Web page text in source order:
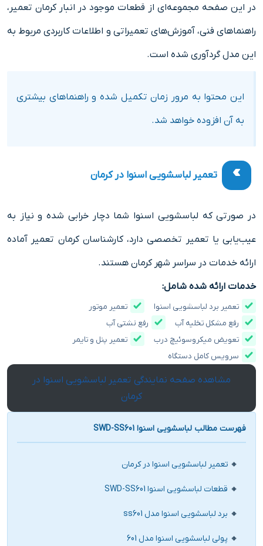
در این صفحه مجموعه‌ای از قطعات موجود در انبار کرمان تعمیر،
راهنماهای فنی، آموزش‌های تعمیراتی و اطلاعات کاربردی مربوط به
این مدل گردآوری شده است.
این محتوا به مرور زمان تکمیل شده و راهنماهای بیشتری
به آن افزوده خواهد شد.
تعمیر لباسشویی اسنوا در کرمان
در صورتی که لباسشویی اسنوا شما دچار خرابی شده و نیاز به
عیب‌یابی یا تعمیر تخصصی دارد، کارشناسان کرمان تعمیر آماده
ارائه خدمات در سراسر شهر کرمان هستند.
خدمات ارائه شده شامل:
تعمیر برد لباسشویی اسنوا
تعمیر موتور
رفع مشکل تخلیه آب
رفع نشتی آب
تعویض میکروسوئیچ درب
تعمیر پنل و تایمر
سرویس کامل دستگاه
مشاهده صفحه نمایندگی تعمیر لباسشویی اسنوا در
کرمان
فهرست مطالب لباسشویی اسنوا SWD-SS601
تعمیر لباسشویی اسنوا در کرمان
قطعات لباسشویی اسنوا SWD-SS601
برد لباسشویی اسنوا مدل ss601
پولی لباسشویی اسنوا مدل 601